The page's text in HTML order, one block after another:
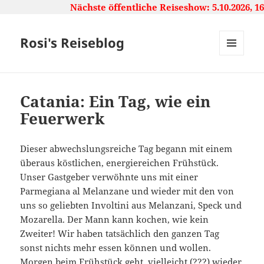
Nächste öffentliche Reiseshow: 5.10.2026,
Rosi's Reiseblog
Catania: Ein Tag, wie ein
Feuerwerk
Dieser abwechslungsreiche Tag begann mit einem
überaus köstlichen, energiereichen Frühstück.
Unser Gastgeber verwöhnte uns mit einer
Parmegiana al Melanzane und wieder mit den von
uns so geliebten Involtini aus Melanzani, Speck und
Mozarella. Der Mann kann kochen, wie kein
Zweiter! Wir haben tatsächlich den ganzen Tag
sonst nichts mehr essen können und wollen.